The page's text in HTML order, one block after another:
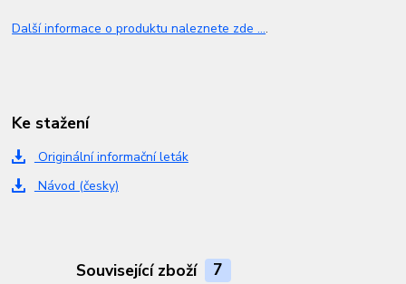
Další informace o produktu naleznete zde ....
Ke stažení
Originální informační leták
Návod (česky)
Související zboží 7